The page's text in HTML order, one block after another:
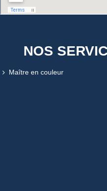
NOS
Maître en couleur